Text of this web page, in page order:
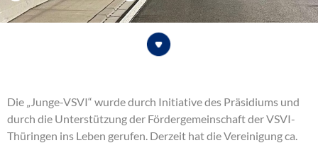
Die „Junge-VSVI“ wurde durch Initiative des Präsidiums und
durch die Unterstützung der Fördergemeinschaft der VSVI-
Thüringen ins Leben gerufen. Derzeit hat die Vereinigung ca.